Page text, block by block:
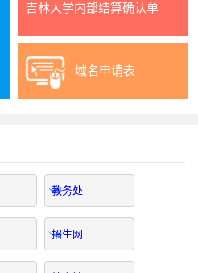
吉林大学内部结算确认单
域名申请表
教务处
招生网